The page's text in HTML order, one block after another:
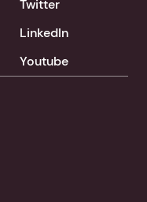
Twitter
LinkedIn
Youtube